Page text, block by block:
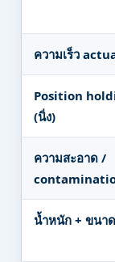
ความเร็ว
Position
(นิ่ง)
ความสะอาด /
น้ำหนัก + ขนา